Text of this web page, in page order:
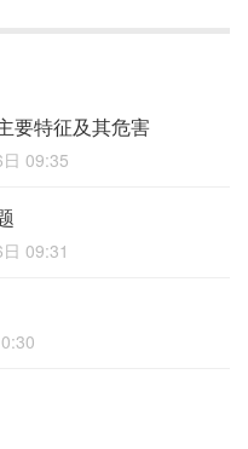
要特征及其危害
09:35
09:31